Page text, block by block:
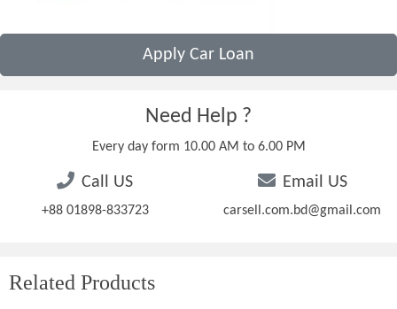
Apply Car Loan
Need Help ?
Every day form 10.00 AM to 6.00 PM
Call US
+88 01898-833723
Email US
carsell.com.bd@gmail.com
Related Products